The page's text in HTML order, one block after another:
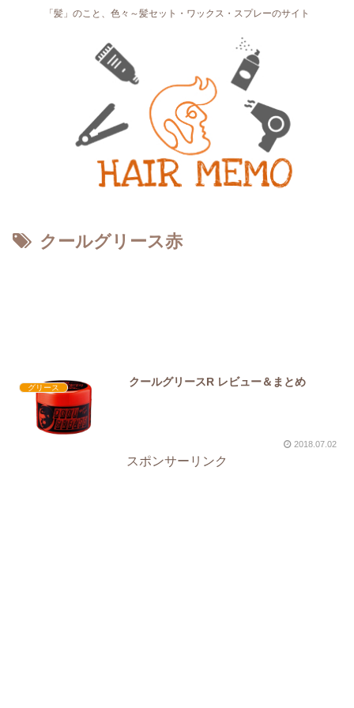
「髪」のこと、色々～髪セット・ワックス・スプレーのサイト
クールグリース赤
グリース クールグリースR レビュー＆まとめ
2018.07.02
スポンサーリンク